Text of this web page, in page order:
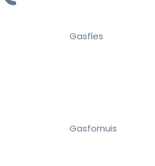
Gasfles
Gasfornuis